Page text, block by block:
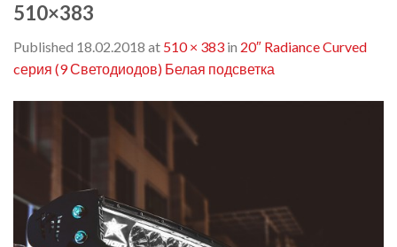
510×383
Published 18.02.2018 at 510 × 383 in 20″ Radiance Curved
cерия (9 Светодиодов) Белая подсветка